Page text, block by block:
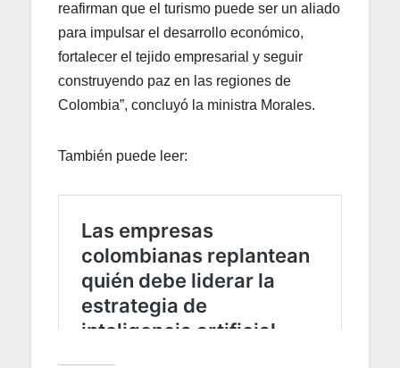
reafirman que el turismo puede ser un aliado
para impulsar el desarrollo económico,
fortalecer el tejido empresarial y seguir
construyendo paz en las regiones de
Colombia”, concluyó la ministra Morales.
También puede leer: